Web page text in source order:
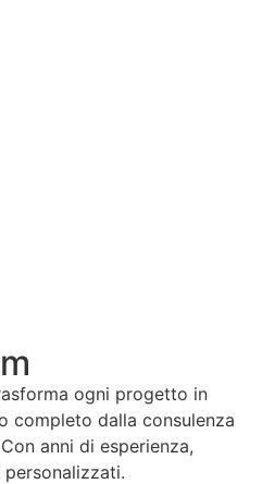
ogni progetto in
completo dalla consulenza
anni di esperienza,